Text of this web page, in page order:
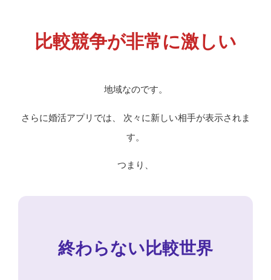
比較競争が非常に激しい
地域なのです。
さらに婚活アプリでは、 次々に新しい相手が表示されま
す。
つまり、
終わらない比較世界